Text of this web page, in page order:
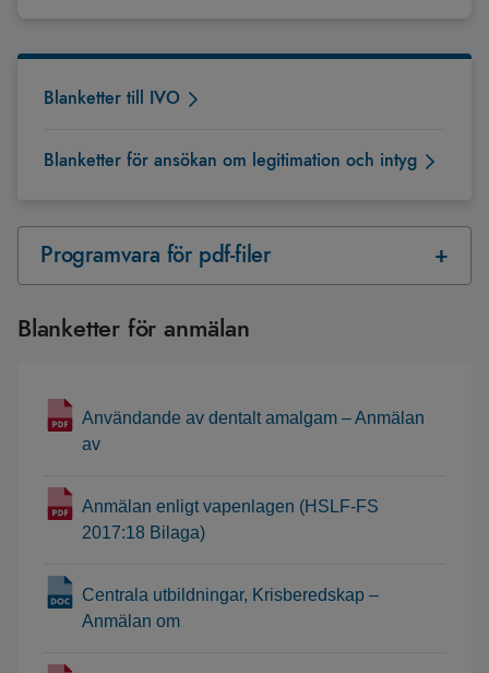
Blanketter till IVO
Blanketter för ansökan om legitimation och intyg
Programvara för pdf-filer
Blanketter för anmälan
Användande av dentalt amalgam – Anmälan
av
Anmälan enligt vapenlagen (HSLF-FS
2017:18 Bilaga)
Centrala utbildningar, Krisberedskap –
Anmälan om